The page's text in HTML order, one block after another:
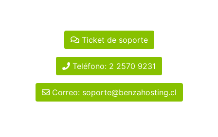
Ticket de soporte
Teléfono: 2 2570 9231
Correo: soporte@benzahosting.cl